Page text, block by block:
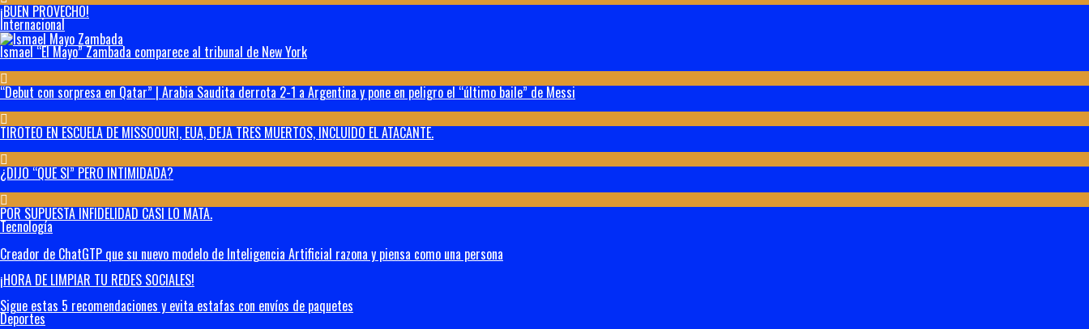
¡BUEN PROVECHO!
Internacional
Ismael “El Mayo” Zambada comparece al tribunal de New York
“Debut con sorpresa en Qatar” | Arabia Saudita derrota 2-1 a Argentina y pone en peligro el “último baile” de Messi
TIROTEO EN ESCUELA DE MISSOOURI, EUA, DEJA TRES MUERTOS, INCLUIDO EL ATACANTE.
¿DIJO “QUE SI” PERO INTIMIDADA?
POR SUPUESTA INFIDELIDAD CASI LO MATA.
Tecnología
Creador de ChatGTP que su nuevo modelo de Inteligencia Artificial razona y piensa como una persona
¡HORA DE LIMPIAR TU REDES SOCIALES!
Sigue estas 5 recomendaciones y evita estafas con envíos de paquetes
Deportes